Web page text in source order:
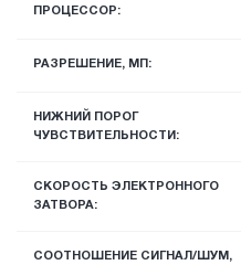
ПРОЦЕССОР:
РАЗРЕШЕНИЕ, МП:
НИЖНИЙ ПОРОГ
ЧУВСТВИТЕЛЬНОСТИ:
СКОРОСТЬ ЭЛЕКТРОННОГО
ЗАТВОРА:
СООТНОШЕНИЕ СИГНАЛ/ШУМ,